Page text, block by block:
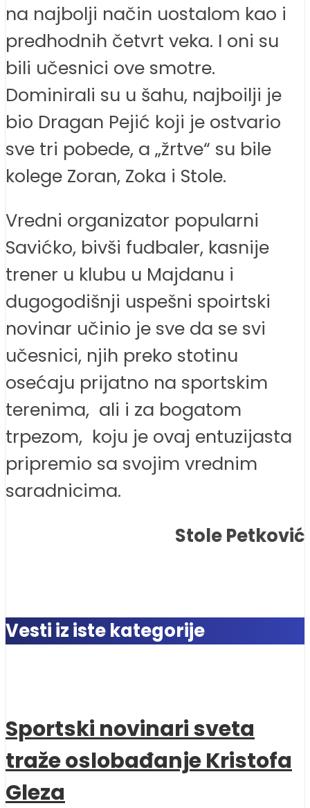
na najbolji način uostalom kao i
predhodnih četvrt veka. I oni su
bili učesnici ove smotre.
Dominirali su u šahu, najboilji je
bio Dragan Pejić koji je ostvario
sve tri pobede, a „žrtve“ su bile
kolege Zoran, Zoka i Stole.
Vredni organizator popularni
Savićko, bivši fudbaler, kasnije
trener u klubu u Majdanu i
dugogodišnji uspešni spoirtski
novinar učinio je sve da se svi
učesnici, njih preko stotinu
osećaju prijatno na sportskim
terenima, ali i za bogatom
trpezom, koju je ovaj entuzijasta
pripremio sa svojim vrednim
saradnicima.
Stole Petković
Vesti iz iste kategorije
Sportski novinari sveta
traže oslobađanje Kristofa
Gleza